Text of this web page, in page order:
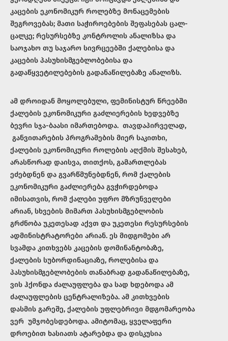
კაცების ეკონომიკურ როლებზე მონაცემების
შეგროვებას; მათი საჭიროებების შეფასებას ცალ-
ცალკე; რესურსებზე კონტროლის ანალიზსა და
საოჯახო თუ საჯარო სივრცეებში ქალებისა და
კაცების პასუხისმგებლობებისა და
გადაწყვეტილებების გადანაწილებაზე ანალიზს.
ამ დროიდან მოყოლებული, ფემინისტურ წრეებში
ქალების ეკონომიკური გაძლიერების ხედვებზე
ბევრი სჯა-ბაასი იმართებოდა. თავდაპირველად,
განვითარების პროგრამების მიერ საკითხი,
ქალების ეკონომიკური როლების აღქმის შესახებ,
არასწორად დაისვა, თითქოს, გამართლებას
ეძებდნენ და გვარწმუნებდნენ, რომ ქალების
ეკონომიკური გაძლიერება გვჭირდებოდა
იმისათვის, რომ ქალები უფრო მზრუნველები
არიან, სხვების მიმართ პასუხისმგებლობის
გრძნობა უკეთესად აქვთ და უკეთესი რესურსების
ადმინისტრატორები არიან. ეს მიდგომები არ
სვამდა კითხვებს კაცების დომინანტობაზე,
ქალების სუბორდინაციაზე, როლებისა და
პასუხისმგებლობების თანაბრად გადანაწილებაზე,
ვის ჰქონდა ძალაუფლება და სად ხდებოდა ამ
ძალაუფლების ცენტრალიზება. ამ კითხვების
დასმის გარეშე, ქალების უფლებრივი მდგომარეობა
ვერ უმჯობესდებოდა. ამიტომაც, ყველაფერი
დროებით ხასიათს ატარებდა და დისკუსია